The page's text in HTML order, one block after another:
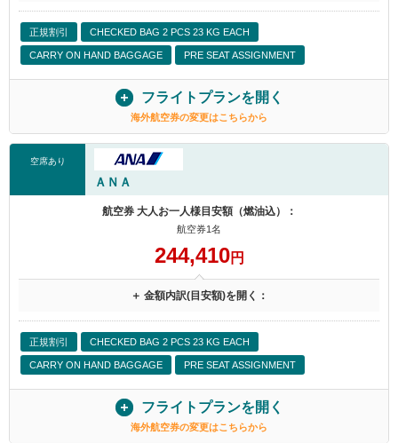
正規割引 CHECKED BAG 2 PCS 23 KG EACH
CARRY ON HAND BAGGAGE PRE SEAT ASSIGNMENT
フライトプランを開く
海外航空券の変更はこちらから
空席あり
ＡＮＡ
航空券 大人お一人様目安額（燃油込）：
航空券1名
244,410円
＋ 金額内訳(目安額)を開く：
正規割引 CHECKED BAG 2 PCS 23 KG EACH
CARRY ON HAND BAGGAGE PRE SEAT ASSIGNMENT
フライトプランを開く
海外航空券の変更はこちらから